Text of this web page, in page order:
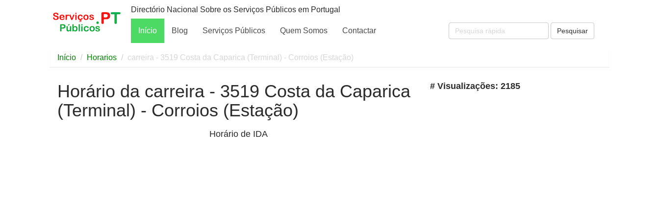
Directório Nacional Sobre os Serviços Públicos em Portugal
Início Blog Serviços Públicos Quem Somos Contactar Pesquisar
Início Horarios carreira - 3519 Costa da Caparica (Terminal) - Corroios (Estação)
Horário da carreira - 3519 Costa da Caparica
(Terminal) - Corroios (Estação)
Horário de IDA
# Visualizações: 2185